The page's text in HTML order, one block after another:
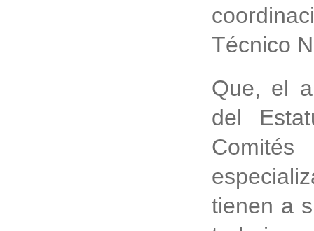
Técnico
Que, el
del
tienen a